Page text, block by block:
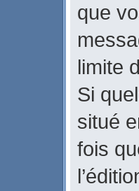
que
limite
Si
situé
fois